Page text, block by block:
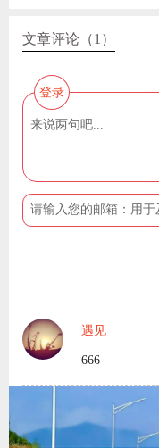
文章评论（1）
登录
遇见
666